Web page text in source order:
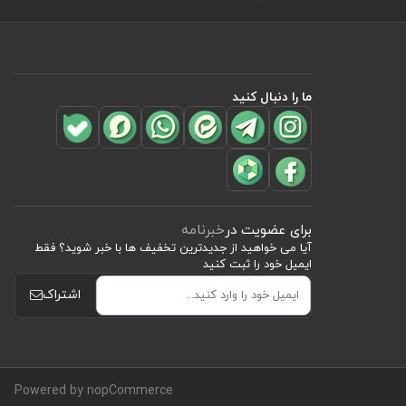
ما را دنبال کنید
برای عضویت درخبرنامه
آیا می خواهید از جدید‌ترین تخفیف‌ ها با‌ خبر شوید؟ فقط
ایمیل خود را ثبت کنید
اشتراک
Powered by nopCommerce